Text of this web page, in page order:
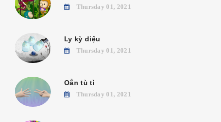
Thursday 01, 2021
Ly kỳ diệu
Thursday 01, 2021
Oẳn tù tì
Thursday 01, 2021